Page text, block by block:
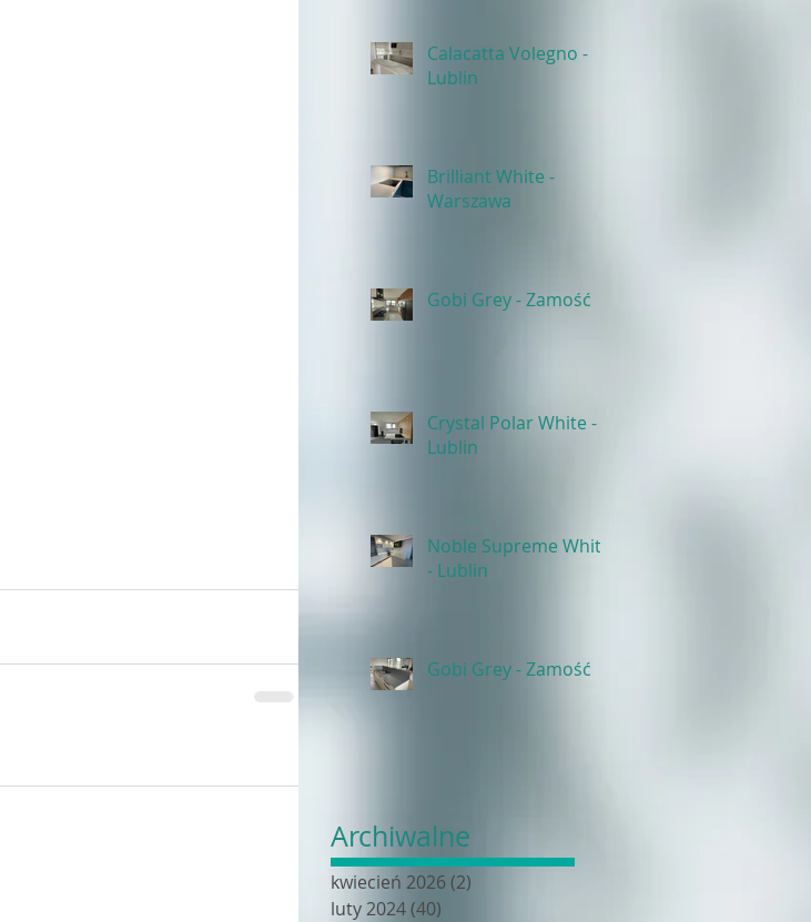
Calacatta Volegno -
Lublin
Brilliant White -
Warszawa
Gobi Grey - Zamość
Crystal Polar White -
Lublin
Noble Supreme White
- Lublin
Gobi Grey - Zamość
Archiwalne
kwiecień 2026 (2)
luty 2024(40)